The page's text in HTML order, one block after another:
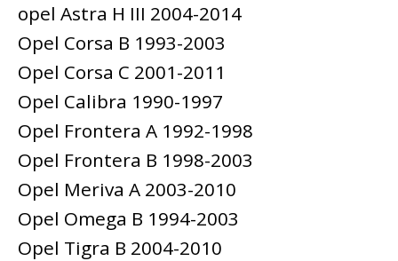
opel Astra H III 2004-2014
Opel Corsa B 1993-2003
Opel Corsa C 2001-2011
Opel Calibra 1990-1997
Opel Frontera A 1992-1998
Opel Frontera B 1998-2003
Opel Meriva A 2003-2010
Opel Omega B 1994-2003
Opel Tigra B 2004-2010